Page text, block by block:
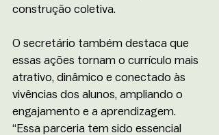
construção coletiva.
O secretário também destaca que
essas ações tornam o currículo mais
atrativo, dinâmico e conectado às
vivências dos alunos, ampliando o
engajamento e a aprendizagem.
“Essa parceria tem sido essencial